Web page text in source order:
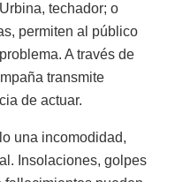
techador; o
permiten al público
A través de
transmite
de actuar.
una incomodidad,
Insolaciones, golpes